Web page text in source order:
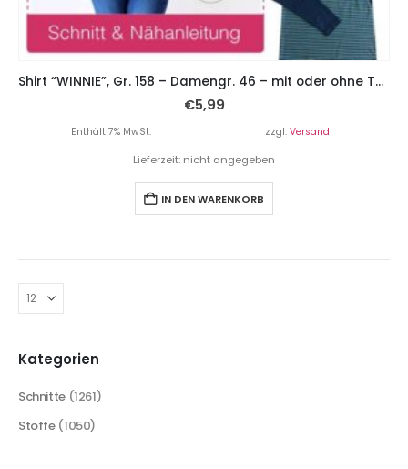
Shirt “WINNIE”, Gr. 158 – Damengr. 46 – mit oder ohne Teilungsnähten und Knopfleiste
€5,99
Enthält 7% MwSt. zzgl. Versand
Lieferzeit: nicht angegeben
IN DEN WARENKORB
Kategorien
Schnitte (1261)
Stoffe (1050)